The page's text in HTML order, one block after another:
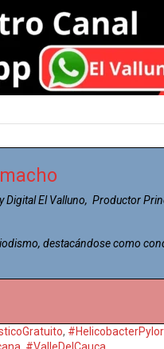
Digital El Valluno, Productor
destacándose como
,